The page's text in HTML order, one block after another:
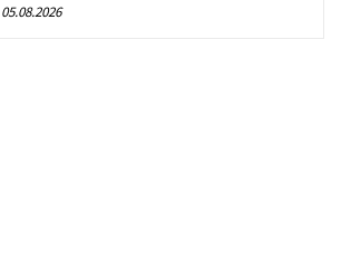
05.08.2026